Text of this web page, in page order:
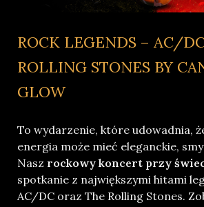
ROCK LEGENDS – AC/
ROLLING STONES BY
GLOW
To wydarzenie, które udowadnia,
energia może mieć eleganckie,
Nasz rockowy koncert przy
spotkanie z największymi hitami
AC/DC oraz The Rolling Stones.